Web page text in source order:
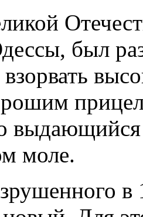
был
моле.
в